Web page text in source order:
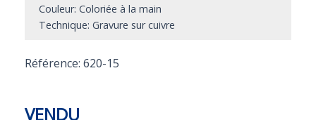
Couleur: Coloriée à la main
Technique: Gravure sur cuivre
Référence: 620-15
VENDU